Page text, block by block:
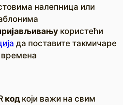
налепница или
користећи
да поставите такмичаре
код који важи на свим